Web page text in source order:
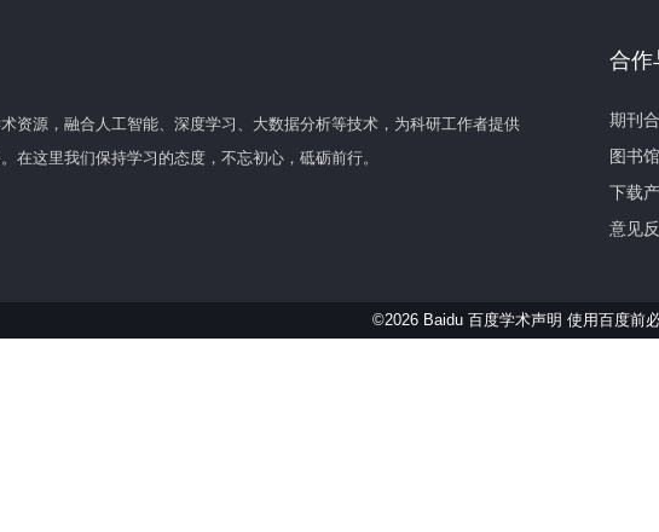
资源，融合人工智能、深度学习、大数据分析等技术，为科研工作者提供
在这里我们保持学习的态度，不忘初心，砥砺前行。
合作
期刊
图书
下载
意见
©2026 Baidu 百度学术声明 使用百度前